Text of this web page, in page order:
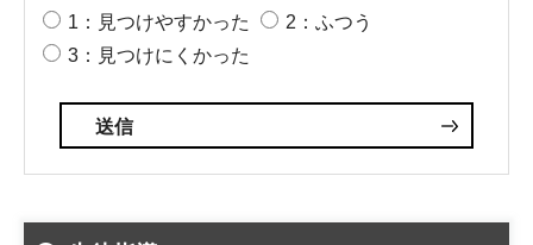
1：見つけやすかった
2：ふつう
3：見つけにくかった